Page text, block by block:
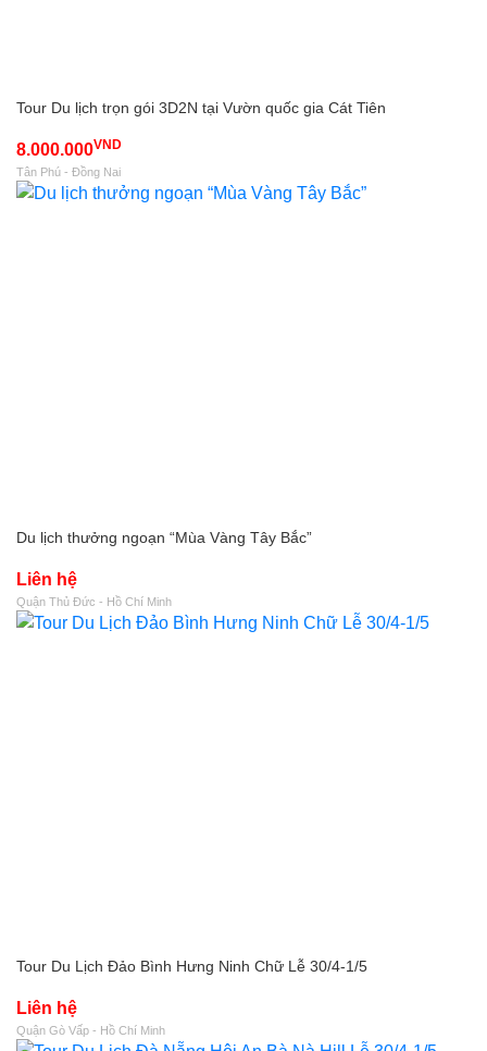
Tour Du lịch trọn gói 3D2N tại Vườn quốc gia Cát Tiên
8.000.000VND
Tân Phú - Đồng Nai
Du lịch thưởng ngoạn “Mùa Vàng Tây Bắc”
Liên hệ
Quận Thủ Đức - Hồ Chí Minh
Tour Du Lịch Đảo Bình Hưng Ninh Chữ Lễ 30/4-1/5
Liên hệ
Quận Gò Vấp - Hồ Chí Minh